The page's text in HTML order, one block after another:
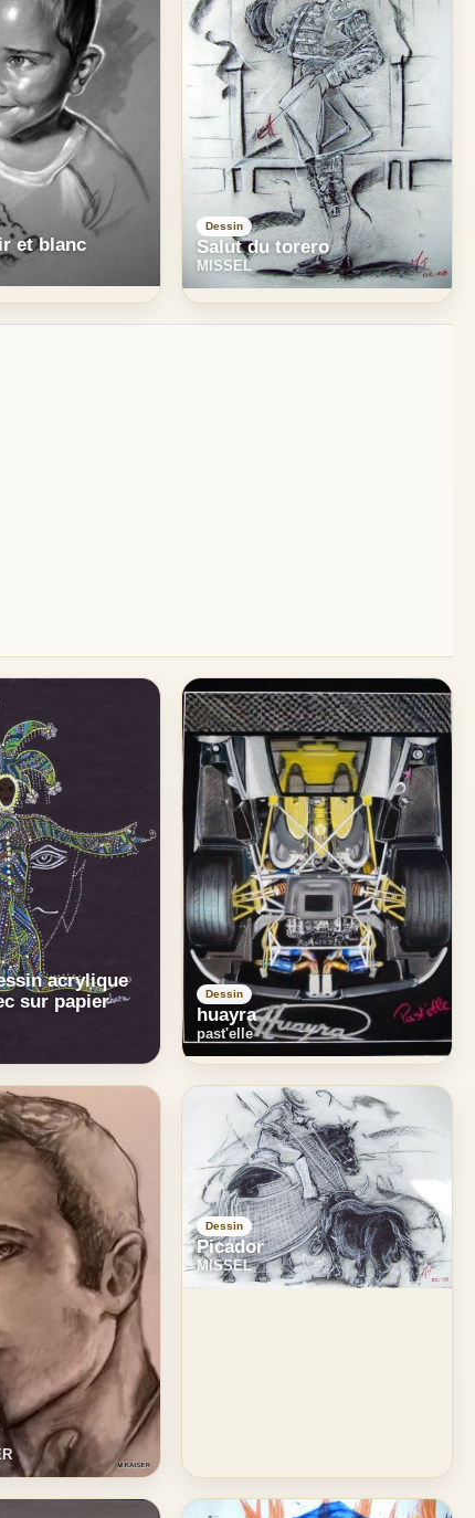
et blanc
Dessin
Salut du torero
MISSEL
acrylique
sur papier
Dessin
huayra
past'elle
Dessin
Picador
MISSEL